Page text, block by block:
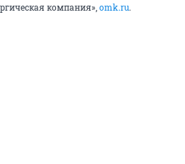
компания»,omk.ru.